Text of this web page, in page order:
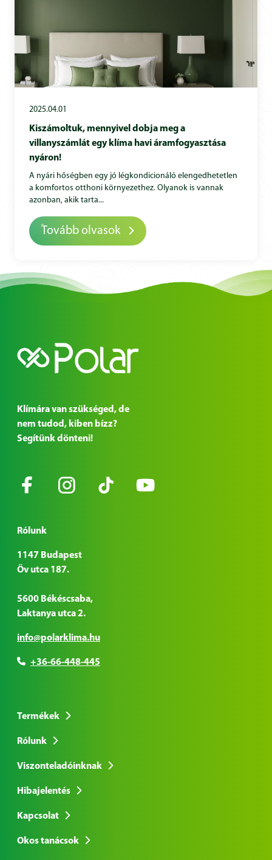
2025.04.01
Kiszámoltuk, mennyivel dobja meg a
villanyszámlát egy klíma havi áramfogyasztása
nyáron!
A nyári hőségben egy jó légkondicionáló elengedhetetlen
a komfortos otthoni környezethez. Olyanok is vannak
azonban, akik tarta...
Tovább olvasok
Klímára van szükséged, de
nem tudod, kiben bízz?
Segítünk dönteni!
Rólunk
1147 Budapest
Öv utca 187.
5600 Békéscsaba,
Laktanya utca 2.
info@polarklima.hu
+36-66-448-445
Termékek
Rólunk
Viszonteladóinknak
Hibajelentés
Kapcsolat
Okos tanácsok